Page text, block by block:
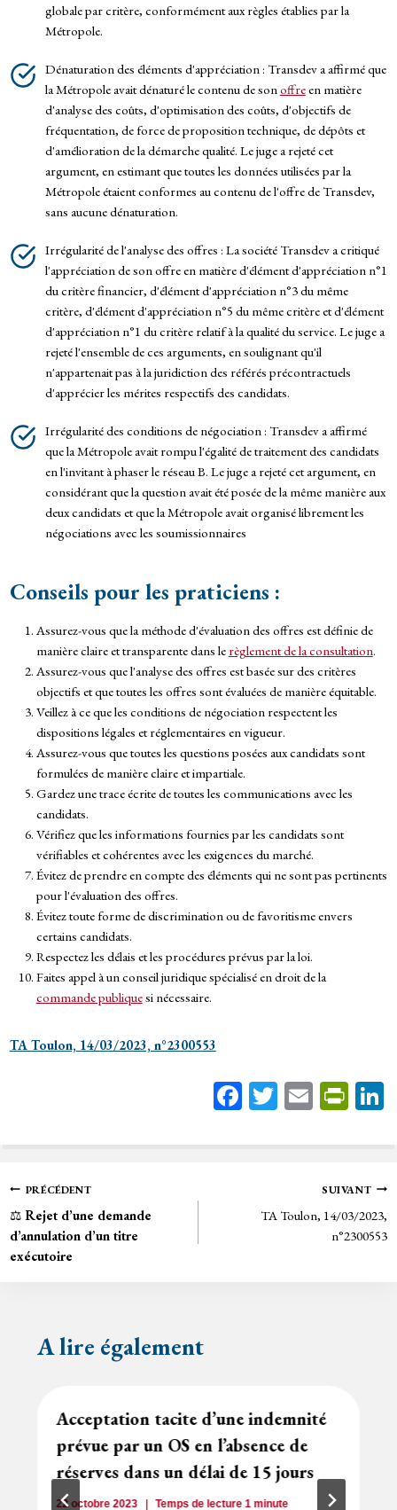
globale par critère, conformément aux règles établies par la
Métropole.
Dénaturation des éléments d'appréciation : Transdev a affirmé que
la Métropole avait dénaturé le contenu de sonoffreen matière
d'analyse des coûts, d'optimisation des coûts, d'objectifs de
fréquentation, de force de proposition technique, de dépôts et
d'amélioration de la démarche qualité. Le juge a rejeté cet
argument, en estimant que toutes les données utilisées par la
Métropole étaient conformes au contenu de l'offre de Transdev,
sans aucune dénaturation.
Irrégularité de l'analyse des offres : La société Transdev a critiqué
l'appréciation de son offre en matière d'élément d'appréciation n°1
du critère financier, d'élément d'appréciation n°3 du même
critère, d'élément d'appréciation n°5 du même critère et d'élément
d'appréciation n°1 du critère relatif à la qualité du service. Le juge a
rejeté l'ensemble de ces arguments, en soulignant qu'il
n'appartenait pas à la juridiction des référés précontractuels
d'apprécier les mérites respectifs des candidats.
Irrégularité des conditions de négociation : Transdev a affirmé
que la Métropole avait rompu l'égalité de traitement des candidats
en l'invitant à phaser le réseau B. Le juge a rejeté cet argument, en
considérant que la question avait été posée de la même manière aux
deux candidats et que la Métropole avait organisé librement les
négociations avec les soumissionnaires
Conseils pour les praticiens :
Assurez-vous que la méthode d'évaluation des offres est définie de
manière claire et transparente dans le règlement de la consultation.
Assurez-vous que l'analyse des offres est basée sur des critères
objectifs et que toutes les offres sont évaluées de manière équitable.
Veillez à ce que les conditions de négociation respectent les
dispositions légales et réglementaires en vigueur.
Assurez-vous que toutes les questions posées aux candidats sont
formulées de manière claire et impartiale.
Gardez une trace écrite de toutes les communications avec les
candidats.
Vérifiez que les informations fournies par les candidats sont
vérifiables et cohérentes avec les exigences du marché.
Évitez de prendre en compte des éléments qui ne sont pas pertinents
pour l'évaluation des offres.
Évitez toute forme de discrimination ou de favoritisme envers
certains candidats.
Respectez les délais et les procédures prévus par la loi.
Faites appel à un conseil juridique spécialisé en droit de la
commande publiquesi nécessaire.
TA Toulon, 14/03/2023, n°2300553
Fa
bo
T
tt
E
ail
Pr
tF
rie
n
dl
Navigation
de
l’article
PRÉCÉDENT
⚖️Rejet d’une demande
d’annulation d’un titre
exécutoire
SUIVANT
TA Toulon, 14/03/2023,
n°2300553
A lire également
Acceptation tacite d’une indemnité
prévue par un OS en l’absence de
réserves dans un délai de 15 jours
22 octobre 2023 Temps de lecture 1minute